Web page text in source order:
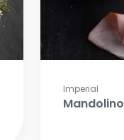
Imperial
Mandolino